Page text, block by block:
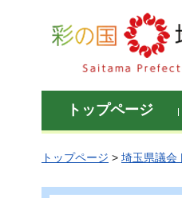
彩の国 埼玉県
トップページ
トップページ > 埼玉県議会